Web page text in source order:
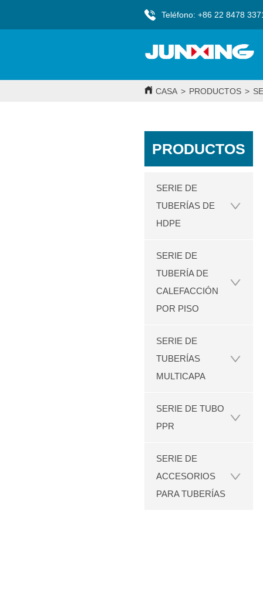
Teléfono: +86 22 8478
CASA > PRODUCTOS >
PRODUCTOS
SERIE DE
TUBERÍAS DE
HDPE
SERIE DE
TUBERÍA DE
CALEFACCIÓN
POR PISO
SERIE DE
TUBERÍAS
MULTICAPA
SERIE DE TUBO
PPR
SERIE DE
ACCESORIOS
PARA TUBERÍAS